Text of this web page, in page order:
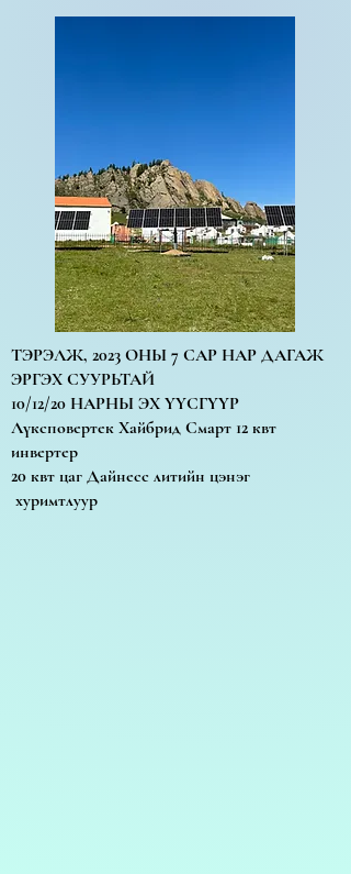
ТЭРЭЛЖ, 2023 ОНЫ 7 САР НАР ДАГАЖ
ЭРГЭХ СУУРЬТАЙ
10/12/20 НАРНЫ ЭХ ҮҮСГҮҮР
Лүксповертек Хайбрид Смарт 12 квт
инвертер
20 квт цаг Дайнесс литийн цэнэг
хуримтлуур